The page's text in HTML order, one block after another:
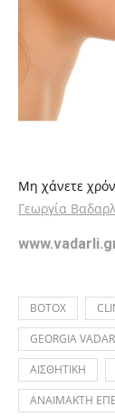
Μη χάνετε
Γεωργία
BOTOX
GEORGIA
ΑΙΣΘΗΤΙΚΗ
ΑΝΑΙΜΑΚΤΗ